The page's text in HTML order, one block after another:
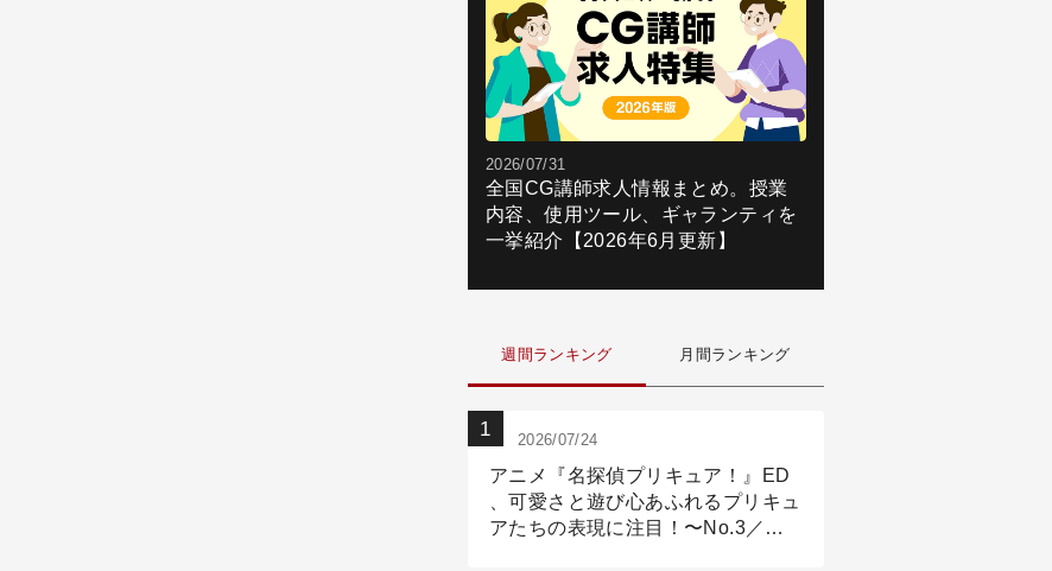
2026/07/31
全国CG講師求人情報まとめ。授業
内容、使用ツール、ギャランティを
一挙紹介【2026年6月更新】
週間ランキング 月間ランキング
2026/07/24
アニメ『名探偵プリキュア！』ED
、可愛さと遊び心あふれるプリキュ
アたちの表現に注目！〜No.3／ア